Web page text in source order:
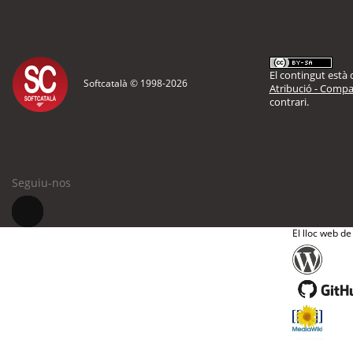
Softcatalà © 1998-2026
El contingut està
Atribució -
contrari.
Seguiu-nos
El lloc web